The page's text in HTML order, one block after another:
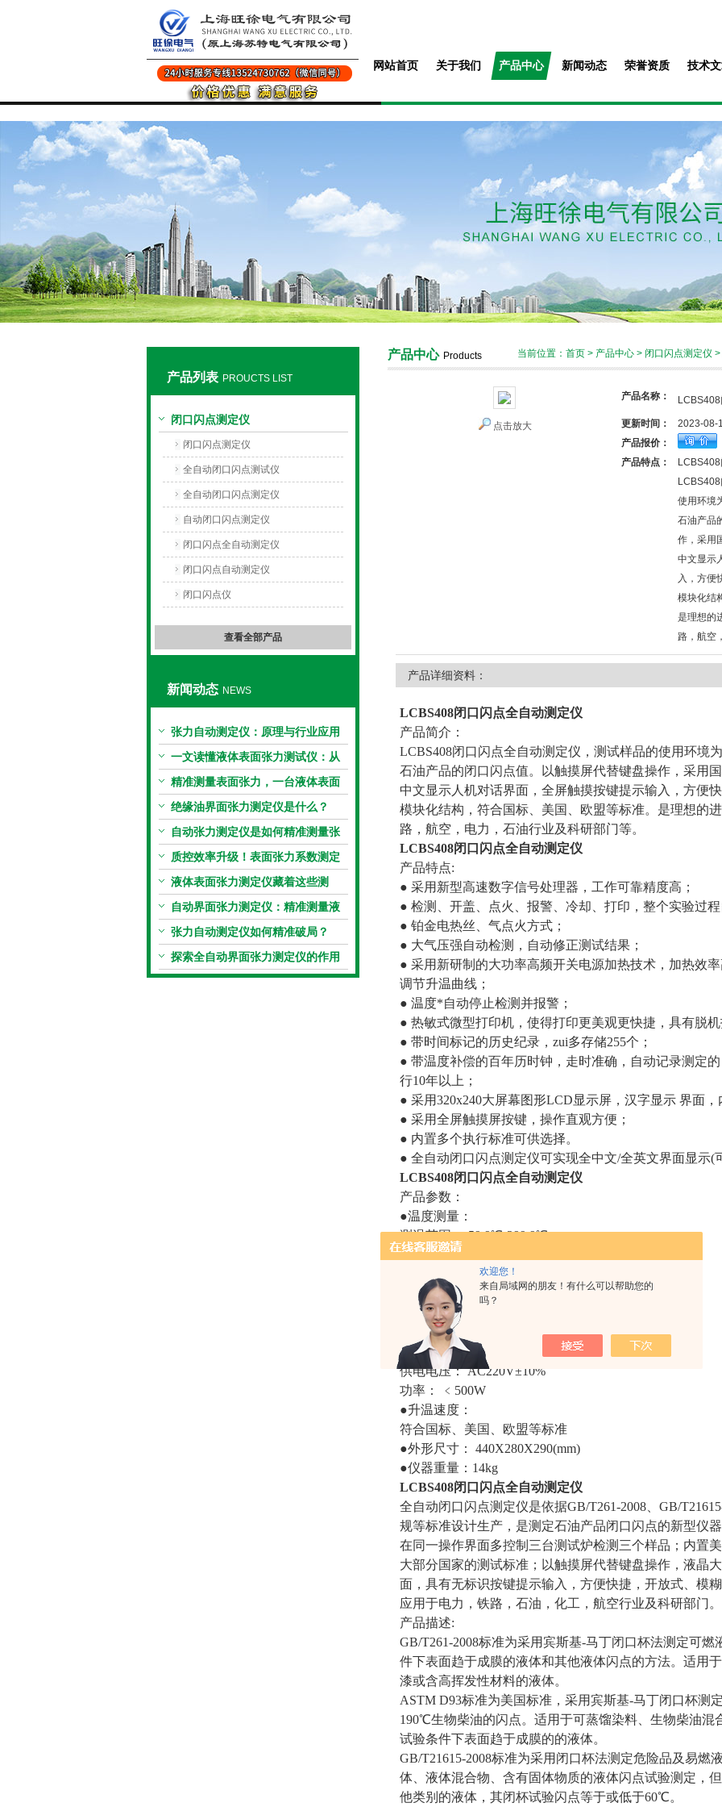
欢迎您！
来自局域网的朋友！有什么可以帮助您的
吗？
网站首页 关于我们 产品中心 新闻动态 荣誉资质 技术
产品列表 PROUCTS LIST
闭口闪点测定仪
闭口闪点测定仪
全自动闭口闪点测试仪
全自动闭口闪点测定仪
自动闭口闪点测定仪
闭口闪点全自动测定仪
闭口闪点自动测定仪
闭口闪点仪
查看全部产品
新闻动态 NEWS
张力自动测定仪：原理与行业应用
解析
一文读懂液体表面张力测试仪：从
原理到应用全掌握
精准测量表面张力，一台液体表面
张力系数测量仪就够了
绝缘油界面张力测定仪是什么？
自动张力测定仪是如何精准测量张
力的？
质控效率升级！表面张力系数测定
仪真香警告
液体表面张力测定仪藏着这些测
定“小窍门”
自动界面张力测定仪：精准测量液
体界面张力的关键设备
张力自动测定仪如何精准破局？
探索全自动界面张力测定仪的作用
产品中心 Products 当前位置： 首页 > 产品中心 > 闭口闪点测定仪 >
点击放大
产品名称：
更新时间：
2023-08-
产品报价：
产品特点：
使用环境
石油产品
作，采用
中文显示
入，方便
模块化结
是理想的
路，航空
产品详细资料：
LCBS408闭口闪点全自动测定仪
产品简介：
LCBS408闭口闪点全自动测定仪，测试样品的使用环境
石油产品的闭口闪点值。以触摸屏代替键盘操作，采用
中文显示人机对话界面，全屏触摸按键提示输入，方便
模块化结构，符合国标、美国、欧盟等标准。是理想的
路，航空，电力，石油行业及科研部门等。
LCBS408闭口闪点全自动测定仪
产品特点:
● 采用新型高速数字信号处理器，工作可靠精度高；
● 检测、开盖、点火、报警、冷却、打印，整个实验过程
● 铂金电热丝、气点火方式；
● 大气压强自动检测，自动修正测试结果；
● 采用新研制的大功率高频开关电源加热技术，加热效
调节升温曲线；
● 温度*自动停止检测并报警；
● 热敏式微型打印机，使得打印更美观更快捷，具有脱机
● 带时间标记的历史纪录，zui多存储255个；
● 带温度补偿的百年历时钟，走时准确，自动记录测定
行10年以上；
● 采用320x240大屏幕图形LCD显示屏，汉字显示 界面，
● 采用全屏触摸屏按键，操作直观方便；
● 内置多个执行标准可供选择。
● 全自动闭口闪点测定仪可实现全中文/全英文界面显示(
LCBS408闭口闪点全自动测定仪
产品参数：
●温度测量：
测温范围：-59.9℃-299.9℃
控温范围： 室温—300℃
重复性： 0.025X（X-连续两次测试结果的平均值）
分辨率： 0.1℃
精 度： 0.5%
●环境温度： 10—40℃
相对湿度： ﹤85%
供电电压： AC220V±10%
功率： ﹤500W
●升温速度：
符合国标、美国、欧盟等标准
●外形尺寸： 440X280X290(mm)
●仪器重量：14kg
LCBS408闭口闪点全自动测定仪
全自动闭口闪点测定仪是依据GB/T261-2008、GB/
规等标准设计生产，是测定石油产品闭口闪点的新型仪
在同一操作界面多控制三台测试炉检测三个样品；内置
大部分国家的测试标准；以触摸屏代替键盘操作，液晶
面，具有无标识按键提示输入，方便快捷，开放式、模
应用于电力，铁路，石油，化工，航空行业及科研部门。
产品描述:
GB/T261-2008标准为采用宾斯基-马丁闭口杯法测定可
件下表面趋于成膜的液体和其他液体闪点的方法。适用
漆或含高挥发性材料的液体。
ASTM D93标准为美国标准，采用宾斯基-马丁闭口杯测
190℃生物柴油的闪点。适用于可蒸馏染料、生物柴油混
试验条件下表面趋于成膜的的液体。
GB/T21615-2008标准为采用闭口杯法测定危险品及易燃
体、液体混合物、含有固体物质的液体闪点试验测定，
他类别的液体，其闭杯试验闪点等于或低于60℃。